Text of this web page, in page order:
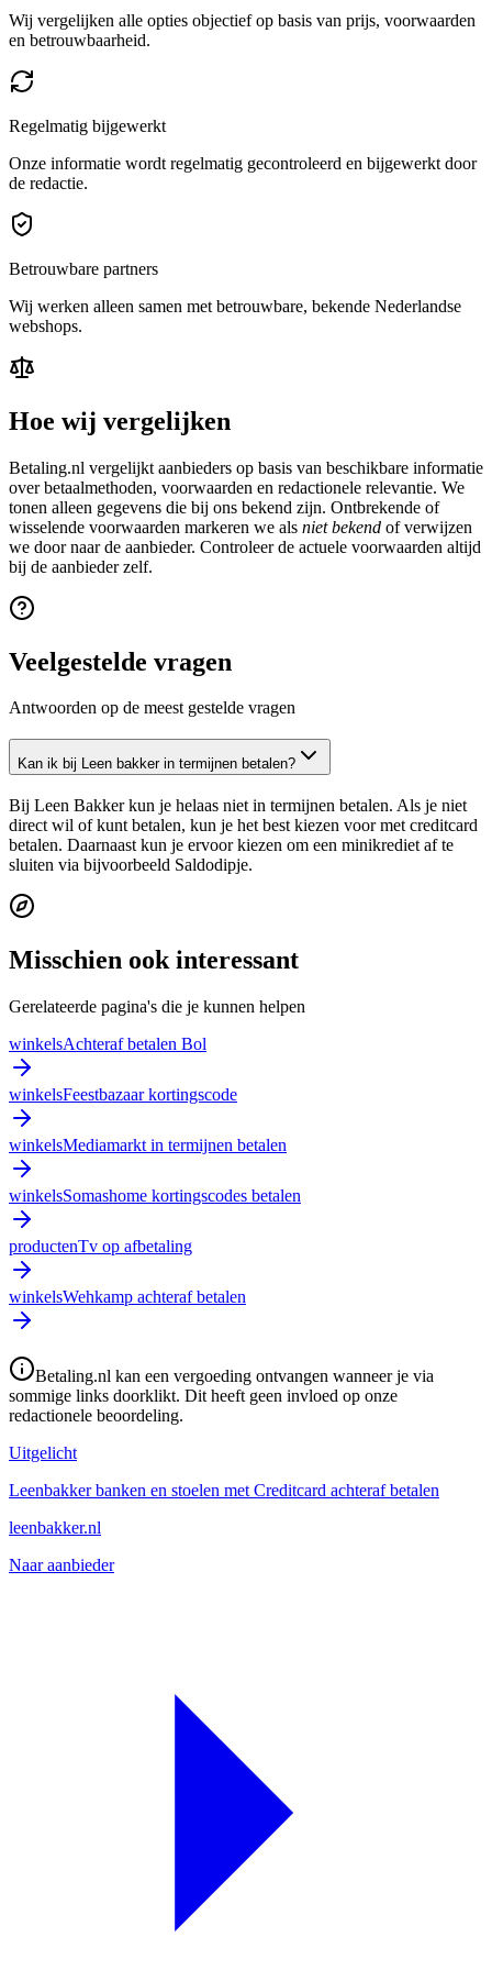
Wij vergelijken alle opties objectief op basis van prijs, voorwaarden
en betrouwbaarheid.
Regelmatig bijgewerkt
Onze informatie wordt regelmatig gecontroleerd en bijgewerkt door
de redactie.
Betrouwbare partners
Wij werken alleen samen met betrouwbare, bekende Nederlandse
webshops.
Hoe wij vergelijken
Betaling.nl vergelijkt aanbieders op basis van beschikbare informatie
over betaalmethoden, voorwaarden en redactionele relevantie. We
tonen alleen gegevens die bij ons bekend zijn. Ontbrekende of
wisselende voorwaarden markeren we als niet bekend of verwijzen
we door naar de aanbieder. Controleer de actuele voorwaarden altijd
bij de aanbieder zelf.
Veelgestelde vragen
Antwoorden op de meest gestelde vragen
Kan ik bij Leen bakker in termijnen betalen?
Bij Leen Bakker kun je helaas niet in termijnen betalen. Als je niet
direct wil of kunt betalen, kun je het best kiezen voor met creditcard
betalen. Daarnaast kun je ervoor kiezen om een minikrediet af te
sluiten via bijvoorbeeld Saldodipje.
Misschien ook interessant
Gerelateerde pagina's die je kunnen helpen
winkelsAchteraf betalen Bol
winkelsFeestbazaar kortingscode
winkelsMediamarkt in termijnen betalen
winkelsSomashome kortingscodes betalen
productenTv op afbetaling
winkelsWehkamp achteraf betalen
Betaling.nl kan een vergoeding ontvangen wanneer je via
sommige links doorklikt. Dit heeft geen invloed op onze
redactionele beoordeling.
Uitgelicht
Leenbakker banken en stoelen met Creditcard achteraf betalen
leenbakker.nl
Naar aanbieder